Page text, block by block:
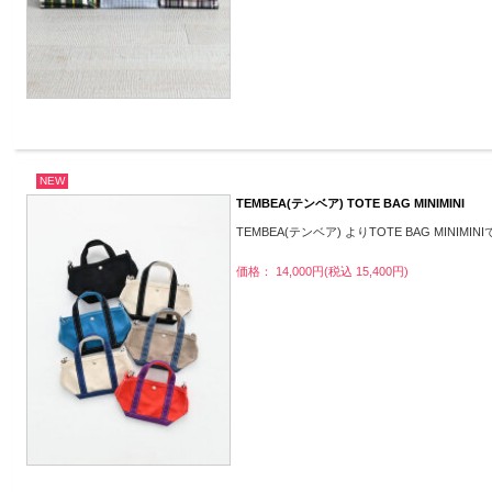
NEW
TEMBEA(テンベア) TOTE BAG MINIMINI
TEMBEA(テンベア) よりTOTE BAG MINIMINI
価格： 14,000円(税込 15,400円)